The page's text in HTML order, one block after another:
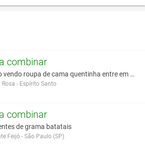
extermidade formam-se os frutos
outubro-dezembro.
ex Kimura e Hovenia inaequalis DC.
Os pedicelos intumecidos,
são consumidos por pessoas e animais.
muito rústica e de rápido crescimento.
pela cotação deste item. Você acha que
de Agroads?
combinar
Linho vendo roupa de cama quentinha entre em conta
Rosa - Espírito Santo
combinar
de grama batatais
Feijó - São Paulo (SP)